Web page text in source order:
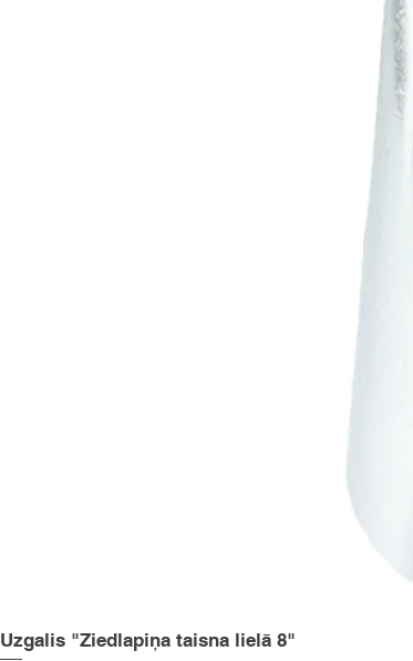
Uzgalis "Ziedlapiņa taisna lielā 8"